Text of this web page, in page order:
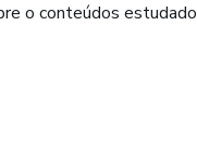
o conteúdos estudado